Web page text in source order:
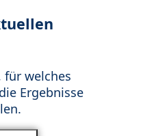
für welches
Ergebnisse